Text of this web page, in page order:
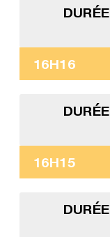
16H16
16H15